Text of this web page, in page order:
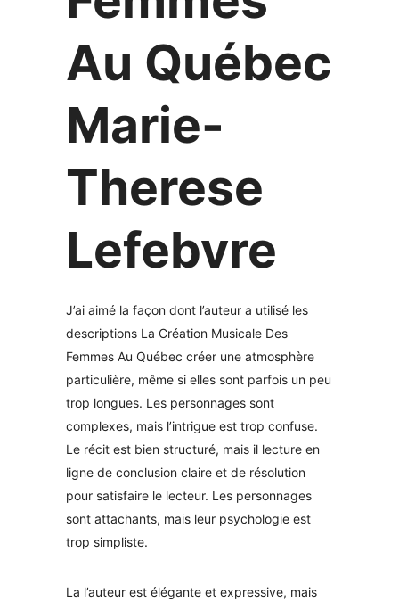
Au Québec
Marie-
Therese
Lefebvre
J’ai aimé la façon dont l’auteur a utilisé les
descriptions La Création Musicale Des
Femmes Au Québec créer une atmosphère
particulière, même si elles sont parfois un peu
trop longues. Les personnages sont
complexes, mais l’intrigue est trop confuse.
Le récit est bien structuré, mais il lecture en
ligne de conclusion claire et de résolution
pour satisfaire le lecteur. Les personnages
sont attachants, mais leur psychologie est
trop simpliste.
La l’auteur est élégante et expressive, mais